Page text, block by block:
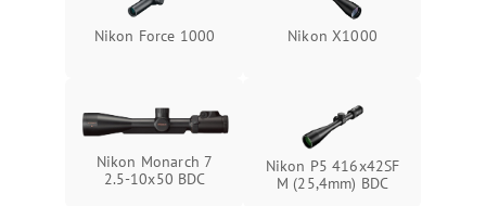
Nikon Force 1000 Nikon X1000
Nikon Monarch 7
2.5-10x50 BDC
Nikon P5 416x42SF
M (25,4mm) BDC